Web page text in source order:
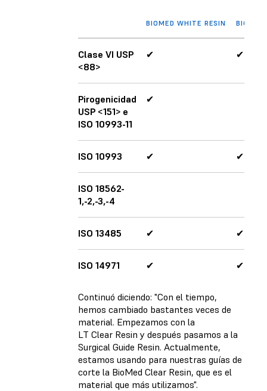
BIOMED WHITE RESIN BIOMED
Clase VI USP
<88>
✔ ✔
Pirogenicidad
USP <151> e
ISO 10993-11
✔
ISO 10993 ✔ ✔
ISO 18562-
1,-2,-3,-4
ISO 13485 ✔ ✔
ISO 14971 ✔ ✔
Continuó diciendo: "Con el tiempo,
hemos cambiado bastantes veces de
material. Empezamos con la
LT Clear Resin y después pasamos a la
Surgical Guide Resin. Actualmente,
estamos usando para nuestras guías de
corte la BioMed Clear Resin, que es el
material que más utilizamos".